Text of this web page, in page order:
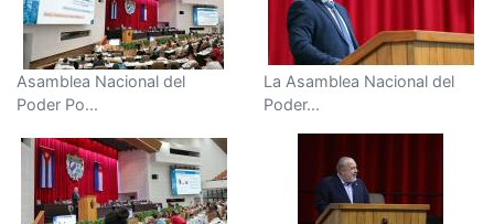
Asamblea Nacional del
Poder Po...
La Asamblea Nacional del
Poder...